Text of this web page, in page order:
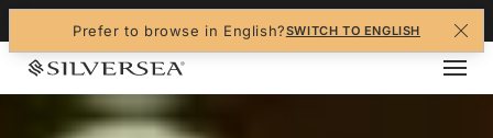
Prefer to browse in English?SWITCH TO ENGLISH